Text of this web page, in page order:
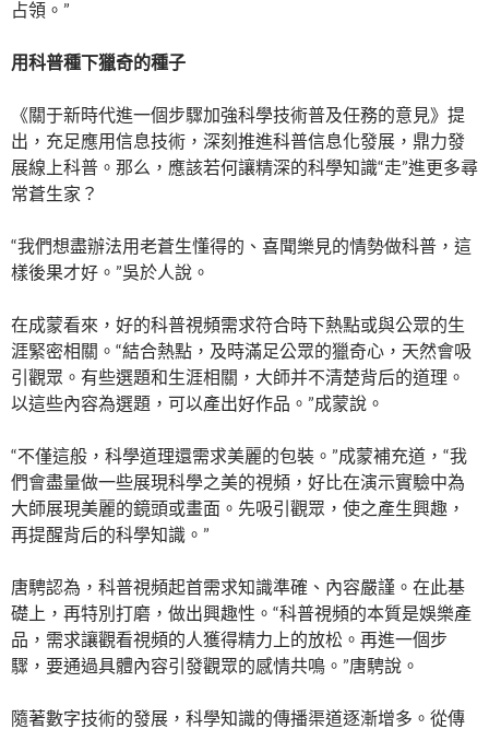
占領。”
用科普種下獵奇的種子
《關于新時代進一個步驟加強科學技術普及任務的意見》提
出，充足應用信息技術，深刻推進科普信息化發展，鼎力發
展線上科普。那么，應該若何讓精深的科學知識“走”進更多尋
常蒼生家？
“我們想盡辦法用老蒼生懂得的、喜聞樂見的情勢做科普，這
樣後果才好。”吳於人說。
在成蒙看來，好的科普視頻需求符合時下熱點或與公眾的生
涯緊密相關。“結合熱點，及時滿足公眾的獵奇心，天然會吸
引觀眾。有些選題和生涯相關，大師并不清楚背后的道理。
以這些內容為選題，可以產出好作品。”成蒙說。
“不僅這般，科學道理還需求美麗的包裝。”成蒙補充道，“我
們會盡量做一些展現科學之美的視頻，好比在演示實驗中為
大師展現美麗的鏡頭或畫面。先吸引觀眾，使之產生興趣，
再提醒背后的科學知識。”
唐騁認為，科普視頻起首需求知識準確、內容嚴謹。在此基
礎上，再特別打磨，做出興趣性。“科普視頻的本質是娛樂產
品，需求讓觀看視頻的人獲得精力上的放松。再進一個步
驟，要通過具體內容引發觀眾的感情共鳴。”唐騁說。
隨著數字技術的發展，科學知識的傳播渠道逐漸增多。從傳